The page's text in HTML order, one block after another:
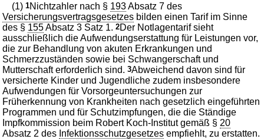
wird in 510 Vorschriften zitiert
Teil 2 Vorschriften für die Erstversicherung und die
Rückversicherung
Kapitel 3 Besondere Vorschriften für einzelne Zweige
Abschnitt 2 Krankenversicherung
(1)1Nichtzahler nach § 193Absatz 7 des
Versicherungsvertragsgesetzes bilden einen Tarif im Sinne
des § 155Absatz 3 Satz 1.2Der Notlagentarif sieht
ausschließlich die Aufwendungserstattung für Leistungen vor,
die zur Behandlung von akuten Erkrankungen und
Schmerzzuständen sowie bei Schwangerschaft und
Mutterschaft erforderlich sind.3Abweichend davon sind für
versicherte Kinder und Jugendliche zudem insbesondere
Aufwendungen für Vorsorgeuntersuchungen zur
Früherkennung von Krankheiten nach gesetzlich eingeführten
Programmen und für Schutzimpfungen, die die Ständige
Impfkommission beim Robert Koch-Institut gemäß § 20
Absatz 2 des Infektionsschutzgesetzes empfiehlt, zu erstatten.